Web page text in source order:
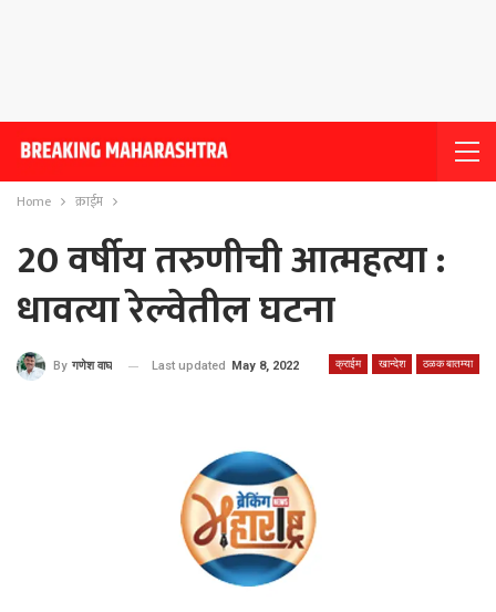
Home क्राईम
20 वर्षीय तरुणीची आत्महत्या :
धावत्या रेल्वेतील घटना
क्राईम खान्देश ठळक बातम्या
By गणेश वाघ Last updated May 8, 2022